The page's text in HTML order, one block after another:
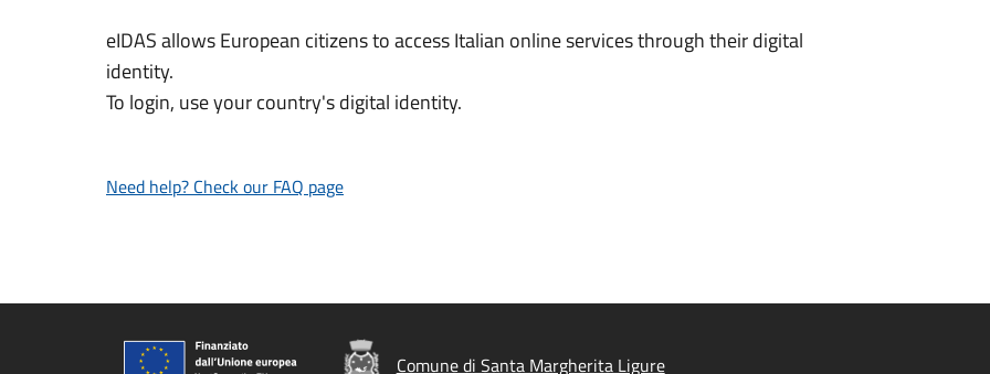
eIDAS allows European citizens to access Italian online services through their digital
identity.
To login, use your country's digital identity.
Need help? Check our FAQ page
Comune di Santa Margherita Ligure